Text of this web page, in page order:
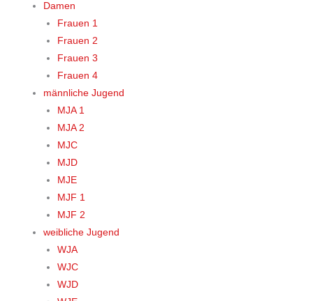
Damen
Frauen 1
Frauen 2
Frauen 3
Frauen 4
männliche Jugend
MJA 1
MJA 2
MJC
MJD
MJE
MJF 1
MJF 2
weibliche Jugend
WJA
WJC
WJD